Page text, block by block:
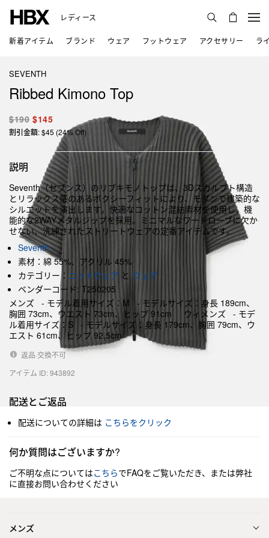
レディース
新着アイテム ブランド ウェア フットウェア アクセサリー ラ
SEVENTH
Ribbed Kimono Top
$190 $145
割引金額: $45 (24% Off)
説明
Seventh（セブンス）のリブキモノトップは、3Dスカルプト構造
とリラックス感のあるボクシーフィットにより、モダンで建築的な
シルエットを演出します。快適なコットン混紡素材を使用し、機
能的な2WAYメタルジップを採用。ミニマルなワードローブに欠か
せない、洗練されたストリートウェアの定番アイテムです。
Seventh
素材：綿 55%、アクリル 45%
カテゴリー： ニットウェア と ウェア
ベンダーコード: T250205
メンズ - モデル着用サイズ：M - モデルサイズ：身長 189cm、
胸囲 73cm、ウエスト 73cm、ヒップ 91cm ウィメンズ - モデ
ル着用サイズ：S - モデルサイズ：身長 179cm、胸囲 79cm、ウ
エスト 61cm、ヒップ 92.5cm
返品·交換不可
アイテム ID: 943892
配送とご返品
配送についての詳細は こちらをクリック
何か質問はございますか?
ご不明な点についてはこちらでFAQをご覧いただき、または弊社
に直接お問い合わせください
メンズ